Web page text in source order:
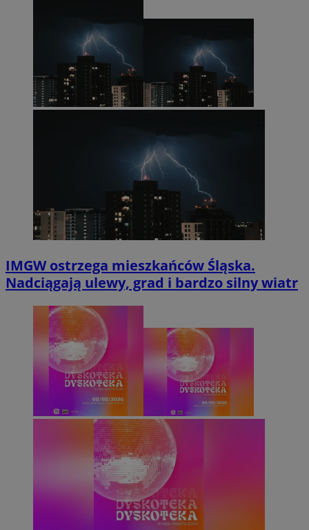
IMGW ostrzega mieszkańców Śląska.
Nadciągają ulewy, grad i bardzo silny wiatr